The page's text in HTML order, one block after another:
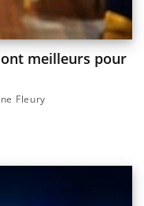
meilleurs pour
Fleury